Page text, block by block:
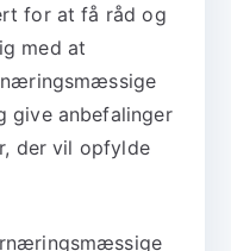
for at få råd og
med at
give anbefalinger
der vil opfylde